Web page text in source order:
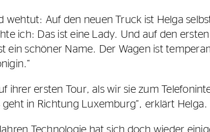
wehtut: Auf den neuen Truck ist Helga
ich: Das ist eine Lady. Und auf den
ein schöner Name. Der Wagen ist
ihrer ersten Tour, als wir sie zum
in Richtung Luxemburg“, erklärt Helga.
Technologie hat sich doch wieder